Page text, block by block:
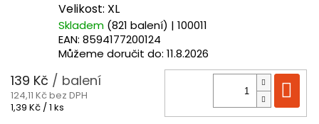
Velikost: XL
Skladem (821 balení) | 100011
EAN: 8594177200124
Můžeme doručit do: 11.8.2026
139 Kč / balení
124,11 Kč bez DPH
Měrná
1,39 Kč / 1 ks